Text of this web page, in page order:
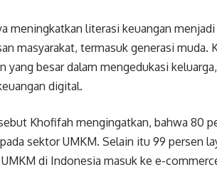
meningkatkan literasi keuangan
masyarakat, termasuk generasi muda.
yang besar dalam mengedukasi
digital.
Khofifah mengingatkan, bahwa 80
sektor UMKM. Selain itu 99 persen
di Indonesia masuk ke e-